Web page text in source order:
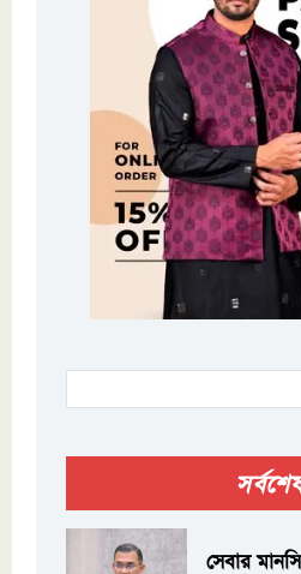
সর্বশেষ
সেবার